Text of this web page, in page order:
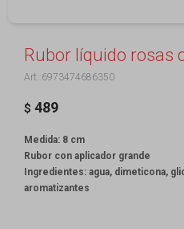
Rubor líquido rosas
6973474686350
$ 489
Medida: 8 cm
Rubor con aplicador grande
Ingredientes: agua, dimeticona,
aromatizantes